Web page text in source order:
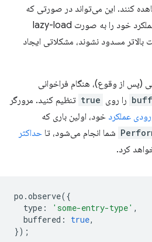
این می‌تواند در صورتی که
بخواهید کد تجزیه و تحلیل عملکرد خود را به صورت lazy-load
مسدود نشوند، مشکلاتی ایجاد
از وقوع)، هنگام فراخوانی
را روی true تنظیم کنید. مرورگر
عملکردخود، اولین باری که
شما انجام می‌شود، تاحداکثر
کرد.
po.observe
type : 'some-entry-type'
buffered: true